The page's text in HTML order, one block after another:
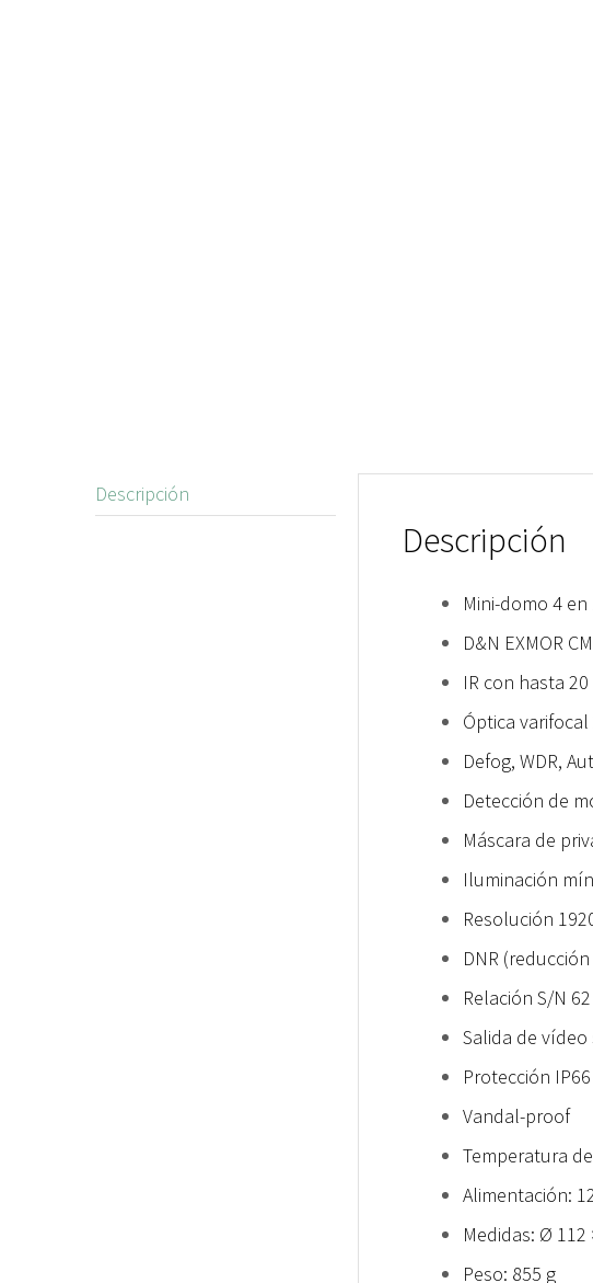
Descripción
Descripción
Mini-domo 4 en
D&N EXMOR
IR con hasta
Óptica varifocal
Defog, WDR,
Detección de
Máscara de
Iluminación
Resolución
DNR
Relación S/N
Salida de vídeo
Protección
Vandal-proof
Temperatura de
Alimentación:
Medidas: Ø 112
Peso: 855 g